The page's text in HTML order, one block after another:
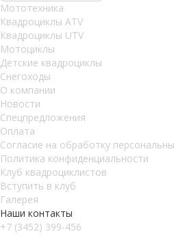
Мототехника
Квадроциклы ATV
Квадроциклы UTV
Мотоциклы
Детские квадроциклы
Снегоходы
О компании
Новости
Спецпредложения
Оплата
Согласие на обработку
Политика конфиденциальности
Клуб квадроциклистов
Вступить в клуб
Галерея
Наши контакты
+7 (3452) 399-456